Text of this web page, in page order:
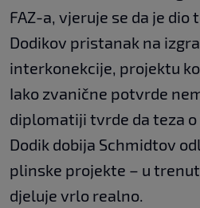
FAZ-a, vjeruje se da je dio
Dodikov pristanak na
interkonekcije, projektu
Iako zvanične potvrde
diplomatiji tvrde da teza
Dodik dobija Schmidtov
plinske projekte – u
djeluje vrlo realno.